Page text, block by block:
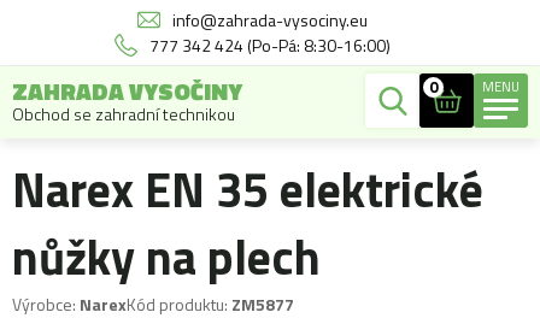
info@zahrada-vysociny.eu
777 342 424 (Po-Pá: 8:30-16:00)
ZAHRADA VYSOČINY
Obchod se zahradní technikou
0 MENU
Narex EN 35 elektrické
nůžky na plech
Výrobce: NarexKód produktu: ZM5877